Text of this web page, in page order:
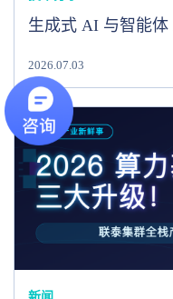
生成式 AI 与智能
2026.07.03